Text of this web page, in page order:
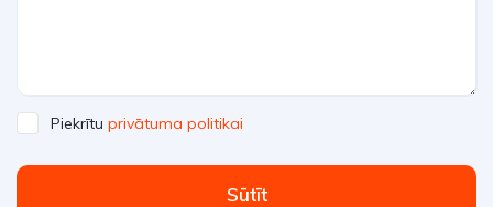
Piekrītu privātuma politikai
Sūtīt